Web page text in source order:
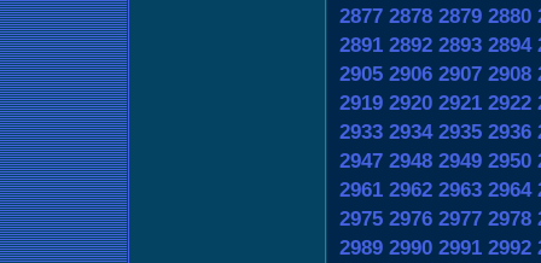
2877 2878 2879 2880
2891 2892 2893 2894
2905 2906 2907 2908
2919 2920 2921 2922
2933 2934 2935 2936
2947 2948 2949 2950
2961 2962 2963 2964
2975 2976 2977 2978
2989 2990 2991 2992